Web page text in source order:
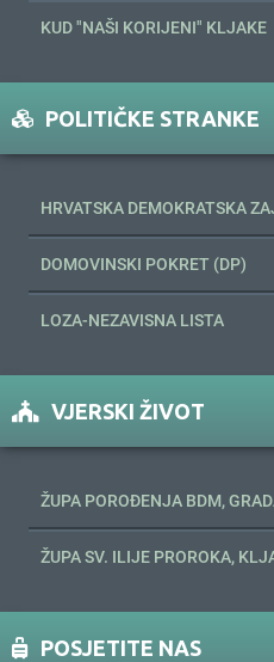
KUD "NAŠI KORIJENI" KLJAKE
POLITIČKE STRANKE
HRVATSKA DEMOKRATSKA
DOMOVINSKI POKRET (DP)
LOZA-NEZAVISNA LISTA
VJERSKI ŽIVOT
ŽUPA POROĐENJA BDM,
ŽUPA SV. ILIJE PROROKA,
POSJETITE NAS